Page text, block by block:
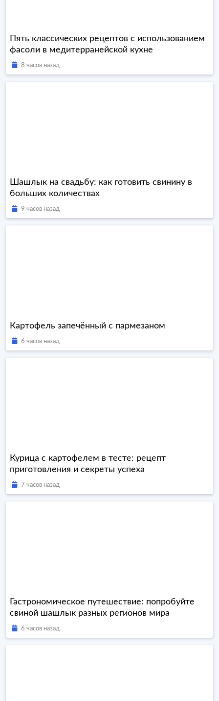
Пять классических рецептов с использованием
фасоли в медитерранейской кухне
8 часов назад
Шашлык на свадьбу: как готовить свинину в
больших количествах
9 часов назад
Картофель запечённый с пармезаном
6 часов назад
Курица с картофелем в тесте: рецепт
приготовления и секреты успеха
7 часов назад
Гастрономическое путешествие: попробуйте
свиной шашлык разных регионов мира
6 часов назад